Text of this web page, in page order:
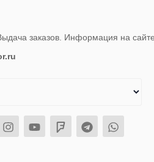
заказов. Информация на